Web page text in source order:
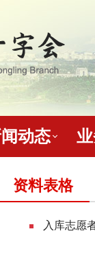
动态
资料表格
入库志愿